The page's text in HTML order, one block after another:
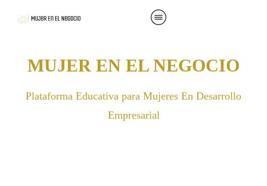
MUJER EN EL NEGOCIO
Plataforma Educativa para Mujeres En Desarrollo
Empresarial